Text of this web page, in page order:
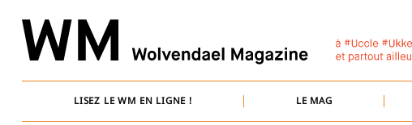
content
LISEZ LE WM EN LIGNE ! LE MAG